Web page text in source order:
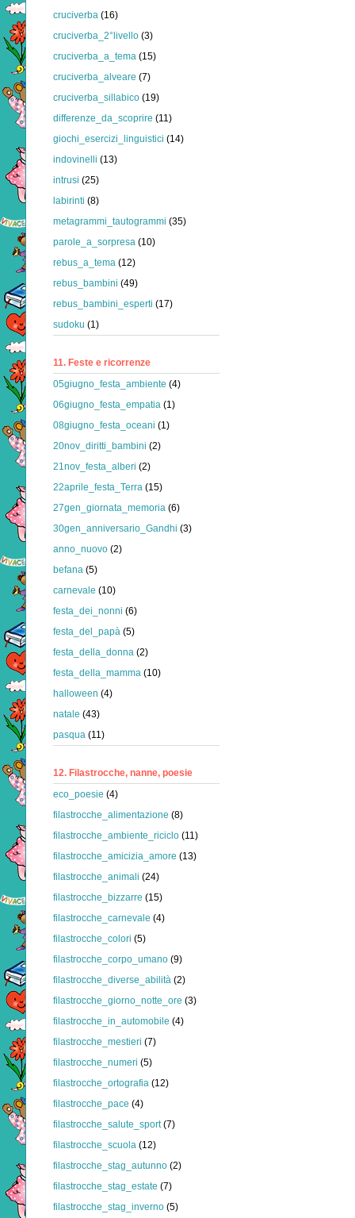
cruciverba (16)
cruciverba_2°livello (3)
cruciverba_a_tema (15)
cruciverba_alveare (7)
cruciverba_sillabico (19)
differenze_da_scoprire (11)
giochi_esercizi_linguistici (14)
indovinelli (13)
intrusi (25)
labirinti (8)
metagrammi_tautogrammi (35)
parole_a_sorpresa (10)
rebus_a_tema (12)
rebus_bambini (49)
rebus_bambini_esperti (17)
sudoku (1)
11. Feste e ricorrenze
05giugno_festa_ambiente (4)
06giugno_festa_empatia (1)
08giugno_festa_oceani (1)
20nov_diritti_bambini (2)
21nov_festa_alberi (2)
22aprile_festa_Terra (15)
27gen_giornata_memoria (6)
30gen_anniversario_Gandhi (3)
anno_nuovo (2)
befana (5)
carnevale (10)
festa_dei_nonni (6)
festa_del_papà (5)
festa_della_donna (2)
festa_della_mamma (10)
halloween (4)
natale (43)
pasqua (11)
12. Filastrocche, nanne, poesie
eco_poesie (4)
filastrocche_alimentazione (8)
filastrocche_ambiente_riciclo (11)
filastrocche_amicizia_amore (13)
filastrocche_animali (24)
filastrocche_bizzarre (15)
filastrocche_carnevale (4)
filastrocche_colori (5)
filastrocche_corpo_umano (9)
filastrocche_diverse_abilità (2)
filastrocche_giorno_notte_ore (3)
filastrocche_in_automobile (4)
filastrocche_mestieri (7)
filastrocche_numeri (5)
filastrocche_ortografia (12)
filastrocche_pace (4)
filastrocche_salute_sport (7)
filastrocche_scuola (12)
filastrocche_stag_autunno (2)
filastrocche_stag_estate (7)
filastrocche_stag_inverno (5)